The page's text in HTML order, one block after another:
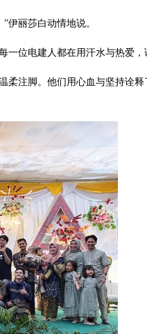
伊丽莎白动情地说。
位电建人都在用汗水与热爱，
注脚。他们用心血与坚持诠释